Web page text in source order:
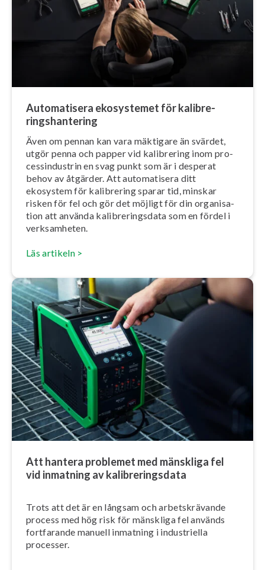
Au­to­ma­ti­se­ra ekosystemet för ka­libre­
rings­han­te­ring
Även om pennan kan vara mäktigare än svärdet,
utgör penna och papper vid kalibrering inom pro­
cess­in­du­strin en svag punkt som är i desperat
behov av åtgärder. Att au­to­ma­ti­se­ra ditt
ekosystem för kalibrering sparar tid, minskar
risken för fel och gör det möjligt för din or­ga­ni­sa­
tion att använda ka­libre­rings­da­ta som en fördel i
verk­sam­he­ten.
Läs artikeln >
Att hantera problemet med mänskliga fel
vid inmatning av ka­libre­rings­da­ta
Trots att det är en långsam och ar­bets­krä­van­de
process med hög risk för mänskliga fel används
fortfarande manuell inmatning i in­dust­ri­el­la
processer.